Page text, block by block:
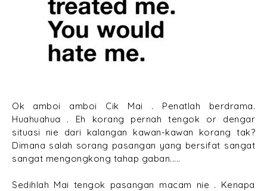
Ok amboi amboi Cik Mai . Penatlah berdrama.
Huahuahua . Eh korang pernah tengok or dengar
situasi nie dari kalangan kawan-kawan korang tak?
Dimana salah sorang pasangan yang bersifat sangat
sangat mengongkong tahap gaban.....
Sedihlah Mai tengok pasangan macam nie . Kenapa